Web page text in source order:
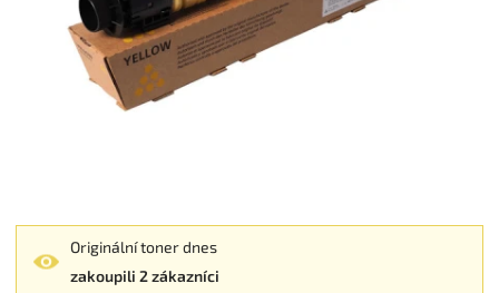
Originální toner dnes
zakoupili 2 zákazníci